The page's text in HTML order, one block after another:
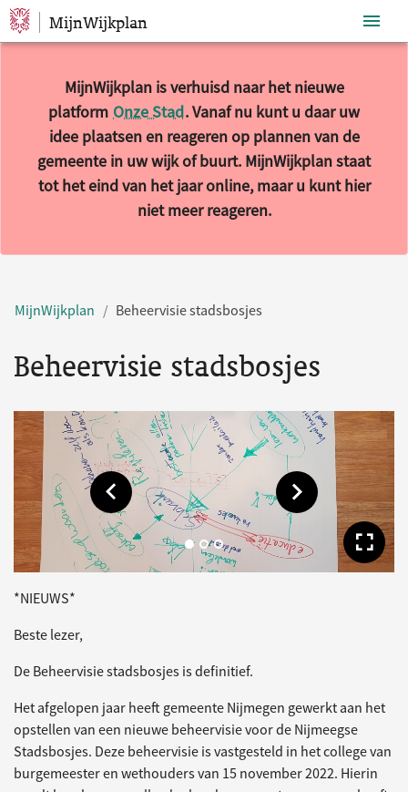
Sla navigatie over
MijnWijkplan
MijnWijkplan is verhuisd naar het nieuwe
platform Onze Stad. Vanaf nu kunt u daar uw
idee plaatsen en reageren op plannen van de
gemeente in uw wijk of buurt. MijnWijkplan staat
tot het eind van het jaar online, maar u kunt hier
niet meer reageren.
MijnWijkplan Beheervisie stadsbosjes
Beheervisie stadsbosjes
Toon vorige afbeelding Toon volgende
*NIEUWS*
Beste lezer,
De Beheervisie stadsbosjes is definitief.
Het afgelopen jaar heeft gemeente Nijmegen gewerkt aan het
opstellen van een nieuwe beheervisie voor de Nijmeegse
Stadsbosjes. Deze beheervisie is vastgesteld in het college van
burgemeester en wethouders van 15 november 2022. Hierin